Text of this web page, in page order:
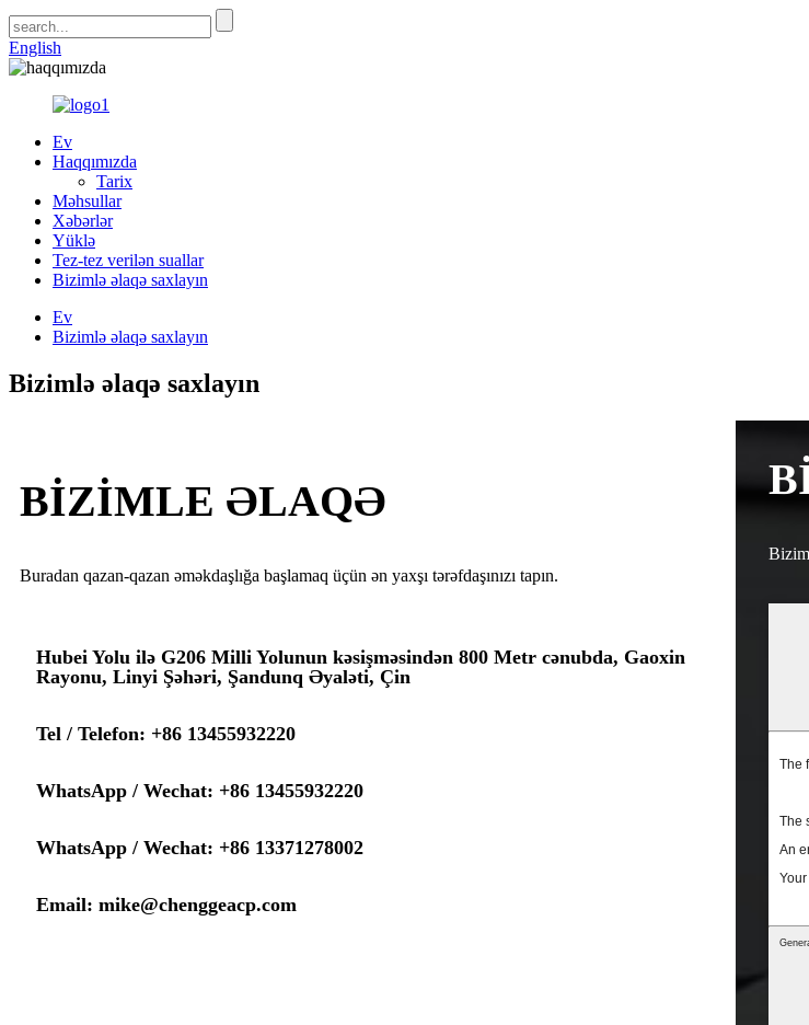
English
Ev
Haqqımızda
Tarix
Məhsullar
Xəbərlər
Yüklə
Tez-tez verilən suallar
Bizimlə əlaqə saxlayın
Ev
Bizimlə əlaqə saxlayın
Bizimlə əlaqə saxlayın
BİZİMLE ƏLAQƏ
Buradan qazan-qazan əməkdaşlığa başlamaq üçün ən yaxşı tərəfdaşınızı tapın.
Hubei Yolu ilə G206 Milli Yolunun kəsişməsindən 800 Metr cənubda, Gaoxin
Rayonu, Linyi Şəhəri, Şandunq Əyaləti, Çin
Tel / Telefon: +86 13455932220
WhatsApp / Wechat: +86 13455932220
WhatsApp / Wechat: +86 13371278002
Email: mike@chenggeacp.com